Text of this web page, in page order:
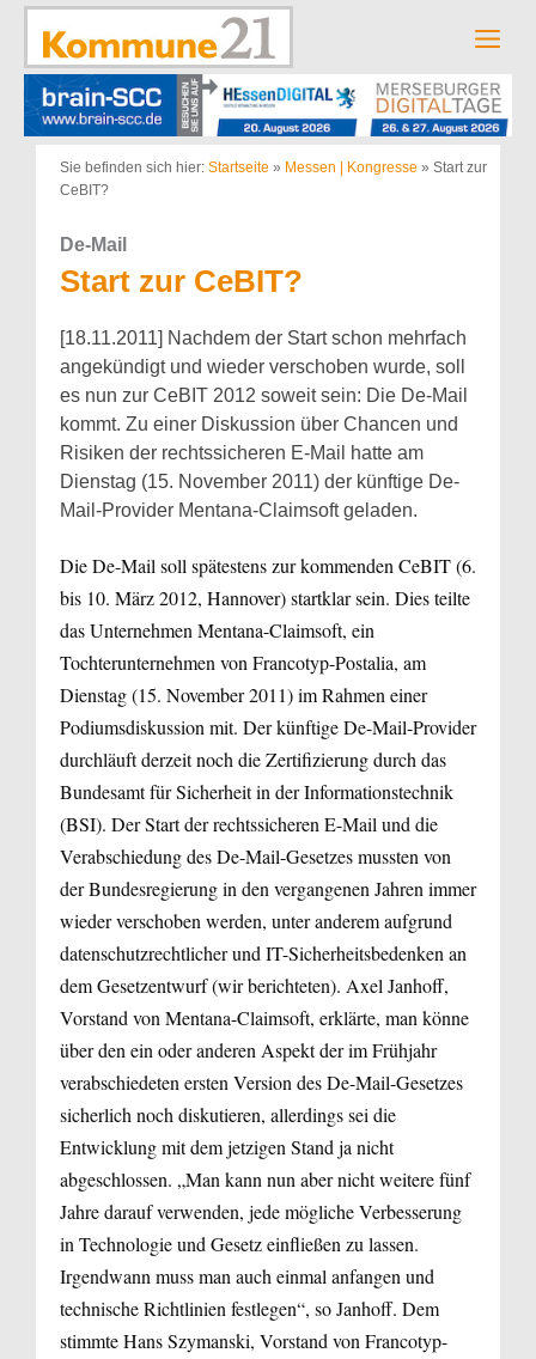
Zum
springen
Sie befinden sich hier: Startseite » Messen | Kongresse » Start zur
CeBIT?
De-Mail
Start zur CeBIT?
[18.11.2011] Nachdem der Start schon mehrfach
angekündigt und wieder verschoben wurde, soll
es nun zur CeBIT 2012 soweit sein: Die De-Mail
kommt. Zu einer Diskussion über Chancen und
Risiken der rechtssicheren E-Mail hatte am
Dienstag (15. November 2011) der künftige De-
Mail-Provider Mentana-Claimsoft geladen.
Die De-Mail soll spätestens zur kommenden CeBIT (6.
bis 10. März 2012, Hannover) startklar sein. Dies teilte
das Unternehmen Mentana-Claimsoft, ein
Tochterunternehmen von Francotyp-Postalia, am
Dienstag (15. November 2011) im Rahmen einer
Podiumsdiskussion mit. Der künftige De-Mail-Provider
durchläuft derzeit noch die Zertifizierung durch das
Bundesamt für Sicherheit in der Informationstechnik
(BSI). Der Start der rechtssicheren E-Mail und die
Verabschiedung des De-Mail-Gesetzes mussten von
der Bundesregierung in den vergangenen Jahren immer
wieder verschoben werden, unter anderem aufgrund
datenschutzrechtlicher und IT-Sicherheitsbedenken an
dem Gesetzentwurf (wir berichteten). Axel Janhoff,
Vorstand von Mentana-Claimsoft, erklärte, man könne
über den ein oder anderen Aspekt der im Frühjahr
verabschiedeten ersten Version des De-Mail-Gesetzes
sicherlich noch diskutieren, allerdings sei die
Entwicklung mit dem jetzigen Stand ja nicht
abgeschlossen. „Man kann nun aber nicht weitere fünf
Jahre darauf verwenden, jede mögliche Verbesserung
in Technologie und Gesetz einfließen zu lassen.
Irgendwann muss man auch einmal anfangen und
technische Richtlinien festlegen“, so Janhoff. Dem
stimmte Hans Szymanski, Vorstand von Francotyp-